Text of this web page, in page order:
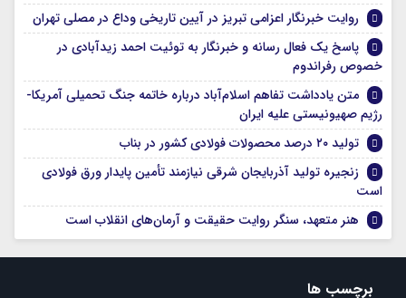
روایت خبرنگار اعزامی تبریز در آیین تاریخی وداع در مصلی تهران
پاسخ یک فعال رسانه و خبرنگار به توئیت احمد زیدآبادی در
خصوص رفراندوم
متن یادداشت تفاهم اسلام‌آباد درباره خاتمه جنگ تحمیلی آمریکا-
رژیم صهیونیستی علیه ایران
تولید ۲۰ درصد محصولات فولادی کشور در بناب
زنجیره تولید آذربایجان شرقی نیازمند تأمین پایدار ورق فولادی
است
هنر متعهد، سنگر روایت حقیقت و آرمان‌های انقلاب است
برچسب ها